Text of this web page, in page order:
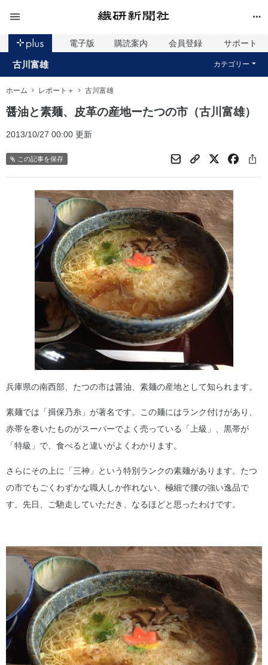
電子版 購読案内 会員登録 サポート
古川富雄 カテゴリー
ホーム レポート＋ 古川富雄
醤油と素麺、皮革の産地ーたつの市（古川富雄）
2013/10/27 00:00 更新
この記事を保存
兵庫県の南西部、たつの市は醤油、素麺の産地として知られます。
素麺では「揖保乃糸」が著名です。この麺にはランク付けがあり、
赤帯を巻いたものがスーパーでよく売っている「上級」、黒帯が
「特級」で、食べると違いがよくわかります。
さらにその上に「三神」という特別ランクの素麺があります。たつ
の市でもごくわずかな職人しか作れない、極細で腰の強い逸品で
す。先日、ご馳走していただき、なるほどと思ったわけです。